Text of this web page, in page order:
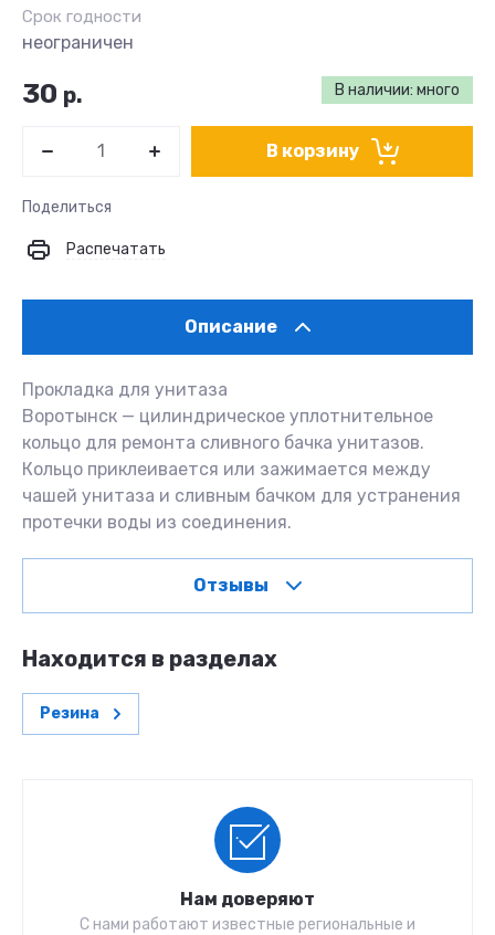
Срок годности
неограничен
В наличии: много
30 р.
В корзину
Поделиться
Распечатать
Описание
Прокладка для унитаза
Воротынск — цилиндрическое уплотнительное
кольцо для ремонта сливного бачка унитазов.
Кольцо приклеивается или зажимается между
чашей унитаза и сливным бачком для устранения
протечки воды из соединения.
Отзывы
Находится в разделах
Резина
Нам доверяют
С нами работают известные региональные и